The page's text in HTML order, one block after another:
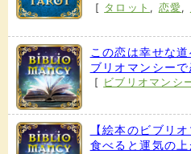
[ タロット , 恋愛,
この恋は幸せな
ブリオマンシー
[ ビブリオマンシ
【絵本のビブリ
食べると運気の上